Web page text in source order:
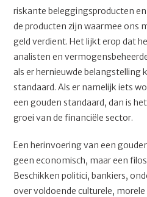
riskante beleggingsproducten
de producten zijn waarmee ons
geld verdient. Het lijkt erop dat
analisten en
als er hernieuwde belangstelling
standaard. Als er namelijk iets
een gouden standaard, dan is
groei van de financiële sector.
Een herinvoering van een
geen economisch, maar een
Beschikken politici, bankiers,
over voldoende culturele,